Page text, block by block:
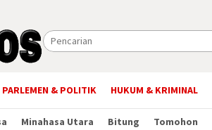
PARLEMEN & POLITIK HUKUM & KRIMINAL
Minahasa Utara Bitung Tomohon